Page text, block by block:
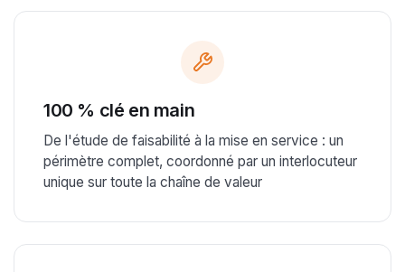
100 % clé en main
De l'étude de faisabilité à la mise en service : un
périmètre complet, coordonné par un interlocuteur
unique sur toute la chaîne de valeur